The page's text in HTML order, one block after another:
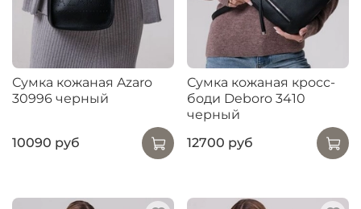
Сумка кожаная Azaro
30996 черный
10090 руб
Сумка кожаная кросс-
боди Deboro 3410
черный
12700 руб